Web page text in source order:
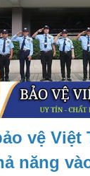
vệ Việt
năng